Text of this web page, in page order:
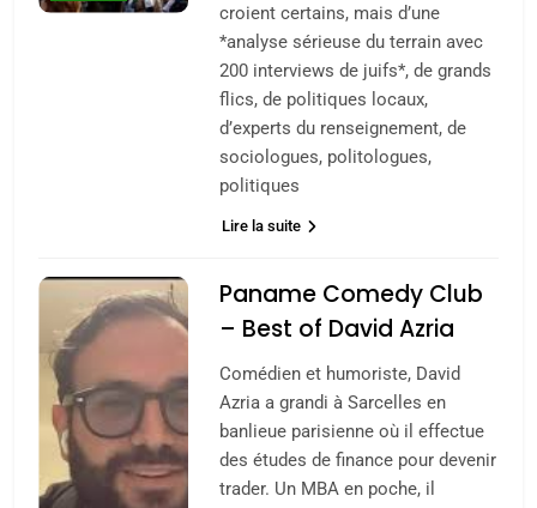
croient certains, mais d’une
*analyse sérieuse du terrain avec
200 interviews de juifs*, de grands
flics, de politiques locaux,
d’experts du renseignement, de
sociologues, politologues,
politiques
Lire la suite
Paname Comedy Club
– Best of David Azria
Comédien et humoriste, David
Azria a grandi à Sarcelles en
banlieue parisienne où il effectue
des études de finance pour devenir
trader. Un MBA en poche, il